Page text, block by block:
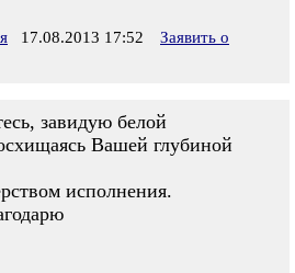
17.08.2013 17:52
Заявить о
завидую белой
Вашей глубиной
исполнения.